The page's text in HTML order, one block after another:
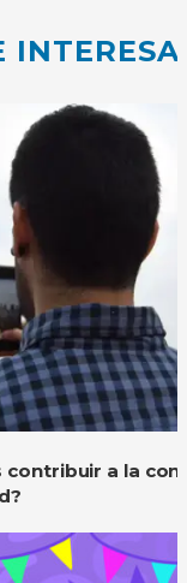
contribuir a la